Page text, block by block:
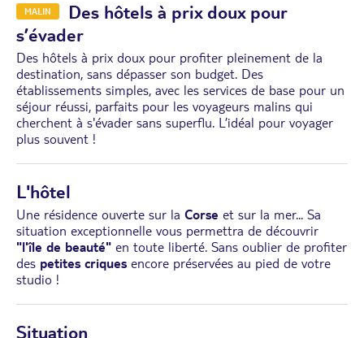
MALIN
Des hôtels à prix doux pour
s’évader
Des hôtels à prix doux pour profiter pleinement de la
destination, sans dépasser son budget. Des
établissements simples, avec les services de base pour un
séjour réussi, parfaits pour les voyageurs malins qui
cherchent à s'évader sans superflu. L’idéal pour voyager
plus souvent !
L'hôtel
Une résidence ouverte sur la Corse et sur la mer... Sa
situation exceptionnelle vous permettra de découvrir
"l'île de beauté" en toute liberté. Sans oublier de profiter
des petites criques encore préservées au pied de votre
studio !
Situation